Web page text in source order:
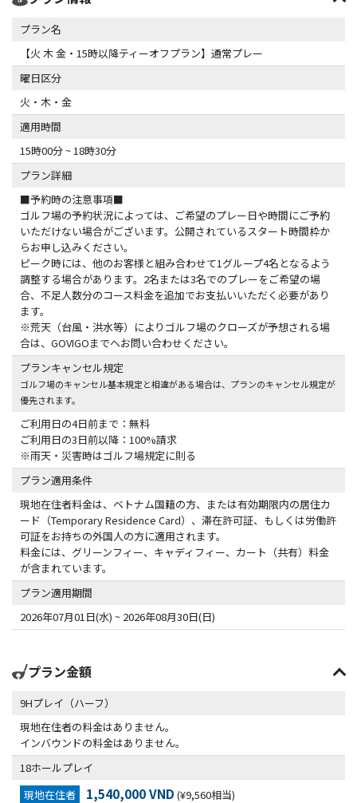
プラン名
【火 木 金・15時以降ティーオフプラン】通常プレー
曜日区分
火・木・金
適用時間
15時00分 ~ 18時30分
プラン詳細
■予約時の注意事項■
ゴルフ場の予約状況によっては、ご希望のプレー日や時間にご予約
いただけない場合がございます。公開されているスタート時間枠か
らお申し込みください。
ピーク時には、他のお客様と組み合わせて1グループ4名となるよう
調整する場合があります。2名または3名でのプレーをご希望の場
合、不足人数分のコース料金を追加でお支払いいただく必要があり
ます。
※荒天（台風・洪水等）によりゴルフ場のクローズが予想される場
合は、GOVIGOまでへお問い合わせください。
プランキャンセル規定
ゴルフ場のキャンセル基本規定と相違がある場合は、プランのキャンセル規定が
優先されます。
ご利用日の4日前まで：無料
ご利用日の3日前以降：100%請求
※雨天・災害時はゴルフ場規定に則る
プラン適用条件
現地在住者料金は、ベトナム国籍の方、または有効期限内の居住カ
ード（Temporary Residence Card）、滞在許可証、もしくは労働許
可証をお持ちの外国人の方に適用されます。
料金には、グリーンフィー、キャディフィー、カート（共有）料金
が含まれています。
プラン適用期間
2026年07月01日(水) ~ 2026年08月30日(日)
プラン金額
9Hプレイ（ハーフ）
現地在住者の料金はありません。
インバウンドの料金はありません。
18ホールプレイ
現地在住者
1,540,000 VND (¥9,560相当)